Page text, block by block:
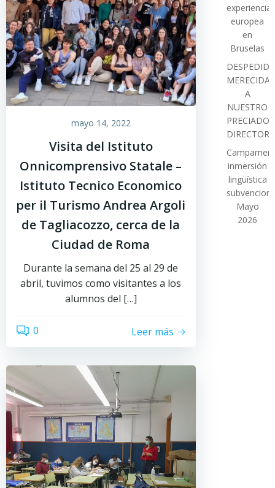
mayo 14, 2022
Visita del Istituto
Onnicomprensivo Statale –
Istituto Tecnico Economico
per il Turismo Andrea Argoli
de Tagliacozzo, cerca de la
Ciudad de Roma
Durante la semana del 25 al 29 de
abril, tuvimos como visitantes a los
alumnos del […]
0 Leer más
experiencia
europea
en
Bruselas
DESPEDIDA
MERECIDA
A
NUESTRO
PRECIADO
DIRECTOR
inmersión
lingüística
Mayo
2026